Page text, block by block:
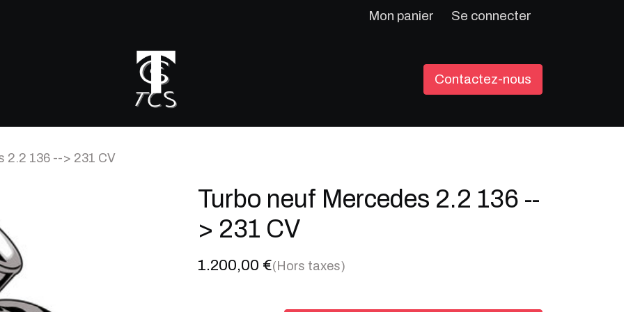
Mon panier Se connecter
Contactez-nous
2.2 136 --> 231 CV
Turbo neuf Mercedes 2.2 136 --
> 231 CV
1.200,00 €(Hors taxes)